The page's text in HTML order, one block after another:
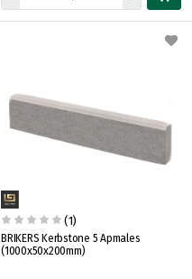
(1)
BRIKERS Kerbstone 5 Apmales
(1000x50x200mm)